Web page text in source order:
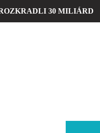
30 MILIÁRD
PREVRAT 2027